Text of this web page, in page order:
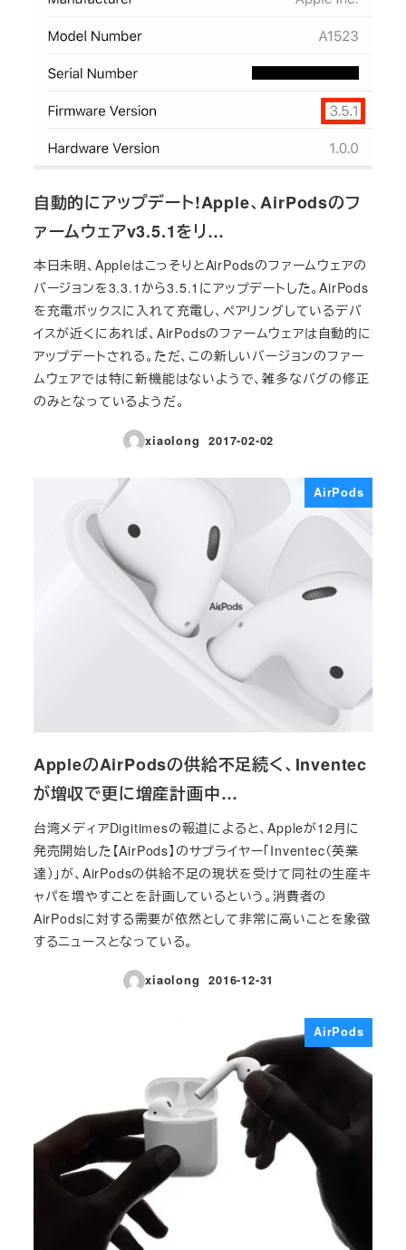
自動的にアップデート!Apple、AirPodsのフ
ァームウェアv3.5.1をリ…
本日未明、AppleはこっそりとAirPodsのファームウェアの
バージョンを3.3.1から3.5.1にアップデートした。AirPods
を充電ボックスに入れて充電し、ペアリングしているデバ
イスが近くにあれば、AirPodsのファームウェアは自動的に
アップデートされる。ただ、この新しいバージョンのファー
ムウェアでは特に新機能はないようで、雑多なバグの修正
のみとなっているようだ。
xiaolong
投稿日
2017-02-02
AirPods
AppleのAirPodsの供給不足続く、Inventec
が増収で更に増産計画中…
台湾メディアDigitimesの報道によると、Appleが12月に
発売開始した【AirPods】のサプライヤー「Inventec（英業
達）」が、AirPodsの供給不足の現状を受けて同社の生産キ
ャパを増やすことを計画しているという。消費者の
AirPodsに対する需要が依然として非常に高いことを象徴
するニュースとなっている。
xiaolong
投稿日
2016-12-31
AirPods